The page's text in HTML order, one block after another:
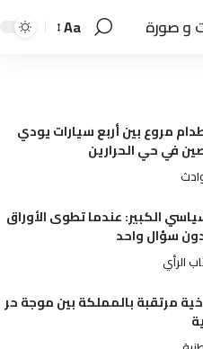
و صورة Aa
مروع بين أربع سيارات يودي
في حي الحرارين
الكبير: عندما تطوى الأوراق
دون سؤال واحد
الرأي
مرتقبة بالمملكة بين موجة حر